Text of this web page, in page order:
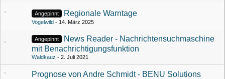
Angepinnt Regionale Warntage
Vogelwild 14. März 2025
Angepinnt
News Reader - Nachrichtensuchmaschine
mit Benachrichtigungsfunktion
Waldkauz 2. Juli 2021
Prognose von Andre Schmidt - BENU Solutions